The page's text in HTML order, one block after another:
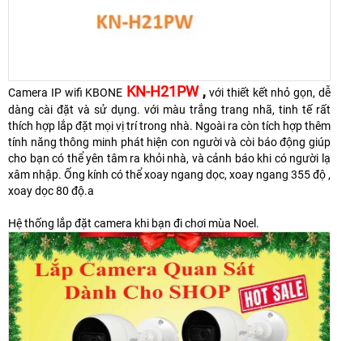
Camera IP wifi KBONE KN-H21PW , với thiết kết nhỏ gọn, dễ
dàng cài đặt và sử dụng. với màu trắng trang nhã, tinh tế rất
thích hợp lắp đặt mọi vị trí trong nhà. Ngoài ra còn tích hợp thêm
tính năng thông minh phát hiện con người và còi báo động giúp
cho bạn có thể yên tâm ra khỏi nhà, và cảnh báo khi có người lạ
xâm nhập. Ống kính có thể xoay ngang dọc, xoay ngang 355 độ ,
xoay dọc 80 độ.a
Hệ thống lắp đặt camera khi bạn đi chơi mùa Noel.